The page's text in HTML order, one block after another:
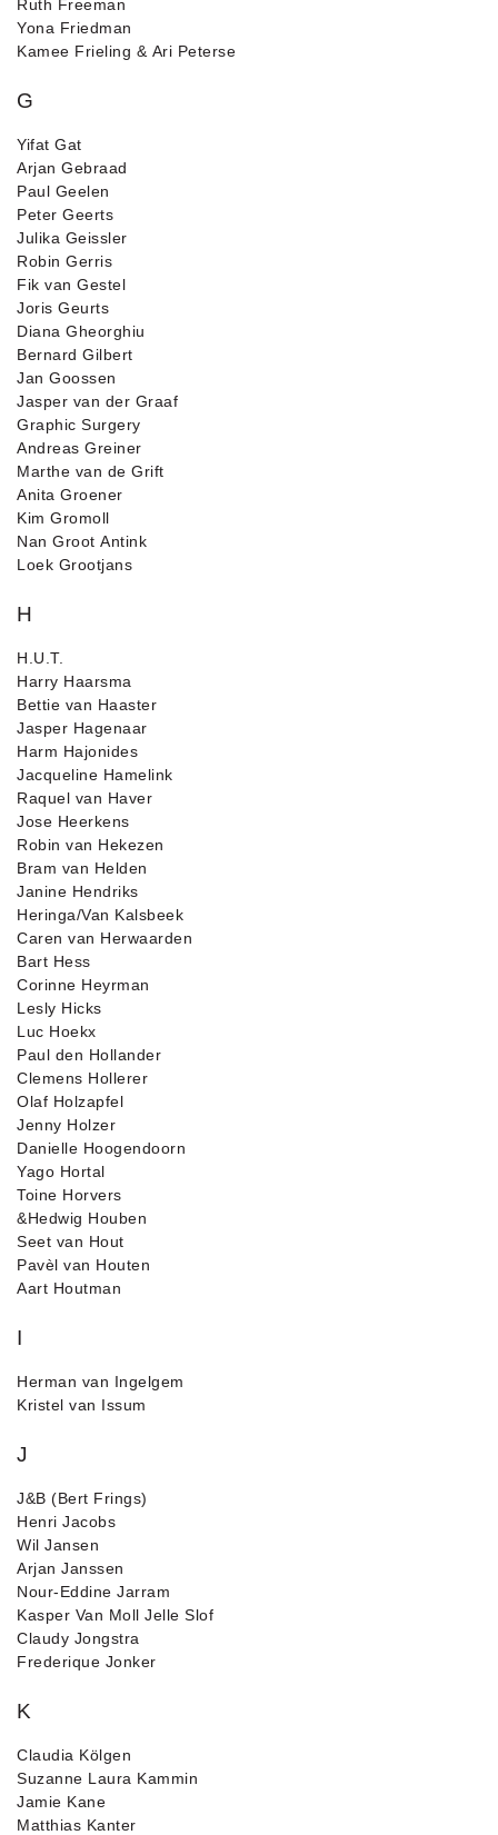
Ruth Freeman
Yona Friedman
Kamee Frieling & Ari Peterse
G
Yifat Gat
Arjan Gebraad
Paul Geelen
Peter Geerts
Julika Geissler
Robin Gerris
Fik van Gestel
Joris Geurts
Diana Gheorghiu
Bernard Gilbert
Jan Goossen
Jasper van der Graaf
Graphic Surgery
Andreas Greiner
Marthe van de Grift
Anita Groener
Kim Gromoll
Nan Groot Antink
Loek Grootjans
H
H.U.T.
Harry Haarsma
Bettie van Haaster
Jasper Hagenaar
Harm Hajonides
Jacqueline Hamelink
Raquel van Haver
Jose Heerkens
Robin van Hekezen
Bram van Helden
Janine Hendriks
Heringa/Van Kalsbeek
Caren van Herwaarden
Bart Hess
Corinne Heyrman
Lesly Hicks
Luc Hoekx
Paul den Hollander
Clemens Hollerer
Olaf Holzapfel
Jenny Holzer
Danielle Hoogendoorn
Yago Hortal
Toine Horvers
&Hedwig Houben
Seet van Hout
Pavèl van Houten
Aart Houtman
I
Herman van Ingelgem
Kristel van Issum
J
J&B (Bert Frings)
Henri Jacobs
Wil Jansen
Arjan Janssen
Nour-Eddine Jarram
Kasper Van Moll Jelle Slof
Claudy Jongstra
Frederique Jonker
K
Claudia Kölgen
Suzanne Laura Kammin
Jamie Kane
Matthias Kanter